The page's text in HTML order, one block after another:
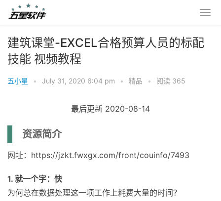
建筑课堂-EXCEL合格预算人员的标配
技能 视频教程
五小星 • July 31, 2020 6:04 pm • 精品 • 阅读 365
最后更新 2020-08-14
资源简介
网址：https://jzkt.fwxgx.com/front/couinfo/7493
1. 就一个字：快
为何总在数据处理这一项工作上耗费大量的时间？